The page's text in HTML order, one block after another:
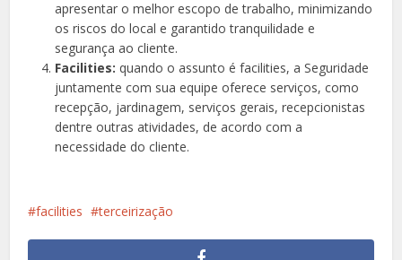
apresentar o melhor escopo de trabalho, minimizando
os riscos do local e garantido tranquilidade e
segurança ao cliente.
Facilities:quando o assunto é facilities, a Seguridade
juntamente com sua equipe oferece serviços, como
recepção, jardinagem, serviços gerais, recepcionistas
dentre outras atividades, de acordo com a
necessidade do cliente.
facilities terceirização